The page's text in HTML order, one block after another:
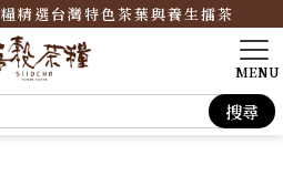
精選台灣特色茶葉與養生擂茶